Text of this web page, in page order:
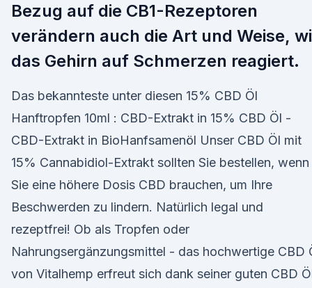
Bezug auf die CB1-Rezeptoren
verändern auch die Art und Weise,
das Gehirn auf Schmerzen reagiert.
Das bekannteste unter diesen 15% CBD Öl
Hanftropfen 10ml : CBD-Extrakt in 15% CBD Öl -
CBD-Extrakt in BioHanfsamenöl Unser CBD Öl mit
15% Cannabidiol-Extrakt sollten Sie bestellen, wenn
Sie eine höhere Dosis CBD brauchen, um Ihre
Beschwerden zu lindern. Natürlich legal und
rezeptfrei! Ob als Tropfen oder
Nahrungsergänzungsmittel - das hochwertige CBD
von Vitalhemp erfreut sich dank seiner guten CBD